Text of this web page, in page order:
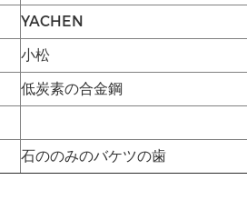
YACHEN
小松
低炭素の合金鋼
石ののみのバケツの歯